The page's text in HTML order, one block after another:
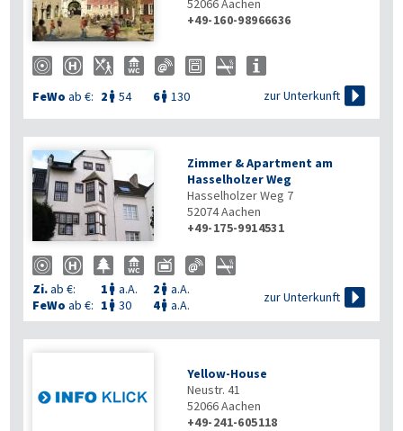
52066Aachen
+49-160-98966636
FeWo ab €: 2  54 6 130 zur Unterkunft 
Zimmer & Apartment am
Hasselholzer Weg
Hasselholzer Weg 7
52074Aachen
+49-175-9914531
Zi.ab €: 1  a.A. 2  a.A.
FeWo ab €: 1  30 4 a.A.
zur Unterkunft 
Yellow-House
Neustr. 41
52066Aachen
+49-241-605118